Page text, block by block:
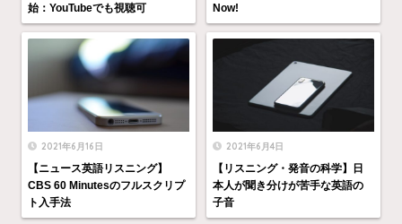
始：YouTubeでも視聴可
Now!
2021年6月16日
【ニュース英語リスニング】
CBS 60 Minutesのフルスクリプ
ト入手法
2021年6月4日
【リスニング・発音の科学】日
本人が聞き分けが苦手な英語の
子音